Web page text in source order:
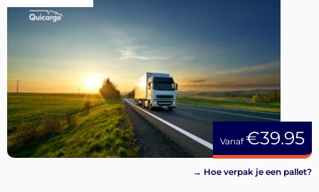
Vanaf€39.95
→ Hoe verpak je een pallet?